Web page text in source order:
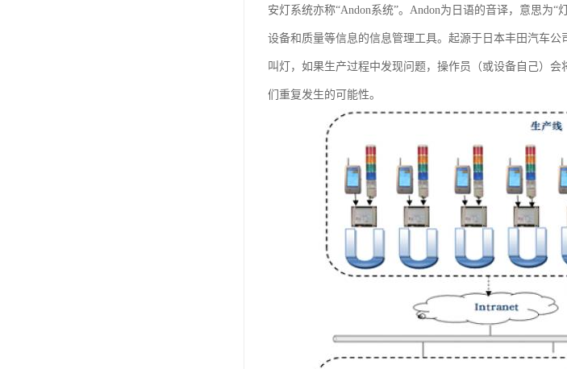
安灯系统亦称“Andon系统”。Andon为日语的音译，意思为
设备和质量等信息的信息管理工具。起源于日本丰田汽车
叫灯，如果生产过程中发现问题，操作员（或设备自己）
们重复发生的可能性。